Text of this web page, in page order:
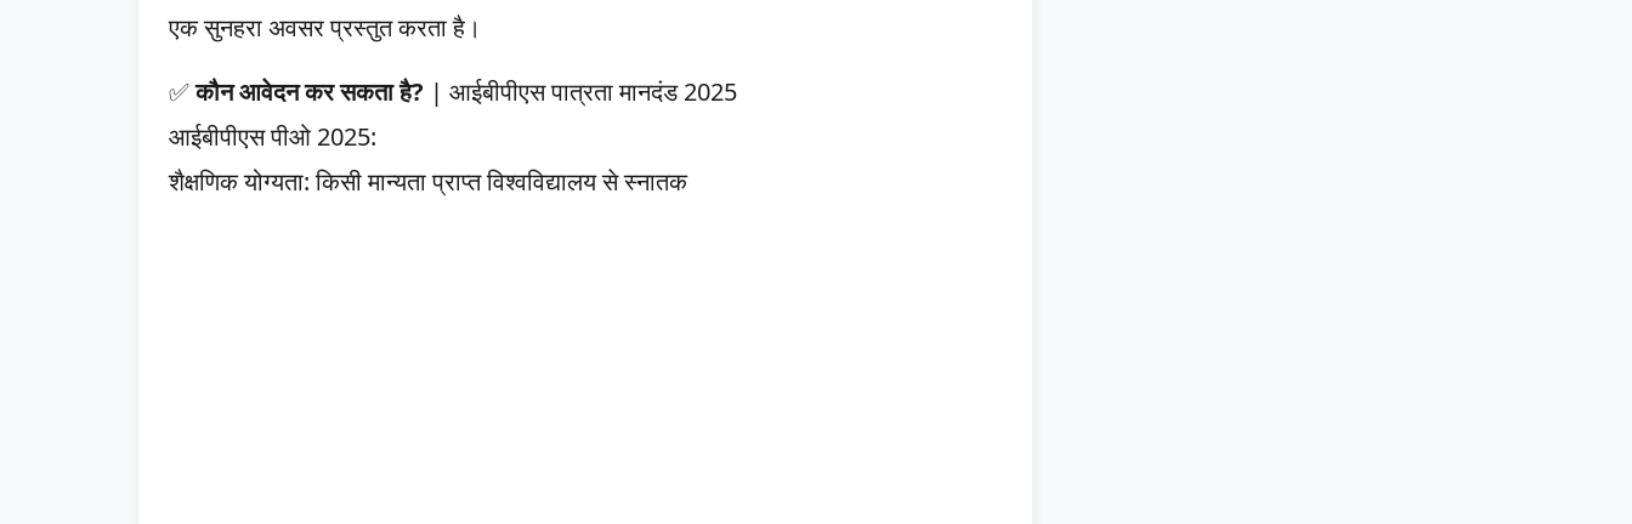
एक सुनहरा अवसर प्रस्तुत करता है।
✅कौन आवेदन कर सकता है? | आईबीपीएस पात्रता मानदंड 2025
आईबीपीएस पीओ 2025:
शैक्षणिक योग्यता: किसी मान्यता प्राप्त विश्वविद्यालय से स्नातक